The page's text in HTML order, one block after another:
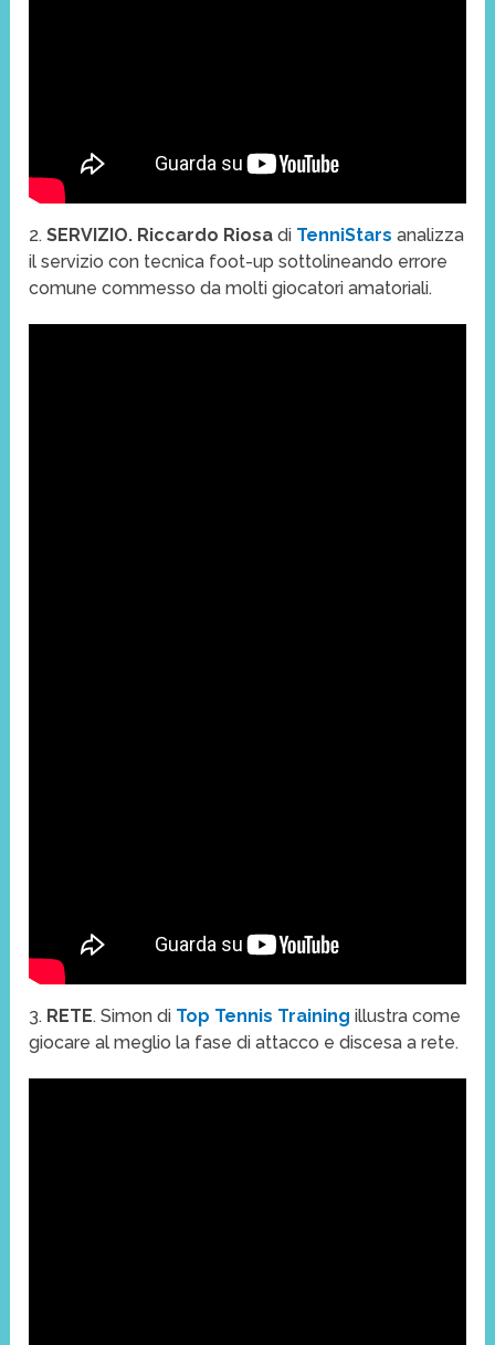
2.SERVIZIO. Riccardo Riosa di TenniStars analizza
il servizio con tecnica foot-up sottolineando errore
comune commesso da molti giocatori amatoriali.
3. RETE. Simon di Top Tennis Training illustra come
giocare al meglio la fase di attacco e discesa a rete.